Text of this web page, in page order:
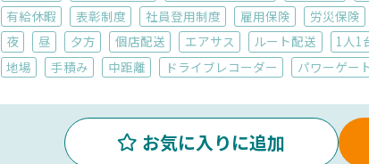
有給休暇
表彰制度 社員登用制度 雇用保険 労災保険
夜
昼 夕方 個店配送 エアサス ルート配送 1人1
地場
手積み 中距離 ドライブレコーダー パワーゲー
お気に入りに追加